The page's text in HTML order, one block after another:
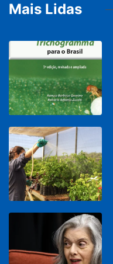
Mais Lidas